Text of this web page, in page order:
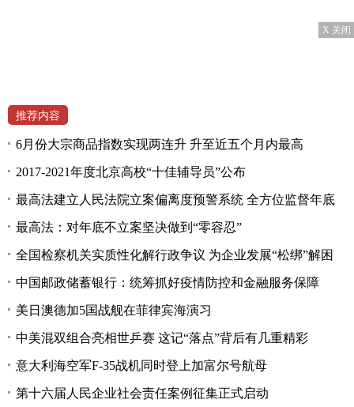
X 关闭
推荐内容
6月份大宗商品指数实现两连升 升至近五个月内最高
2017-2021年度北京高校“十佳辅导员”公布
最高法建立人民法院立案偏离度预警系统 全方位监督年底
最高法：对年底不立案坚决做到“零容忍”
全国检察机关实质性化解行政争议 为企业发展“松绑”解困
中国邮政储蓄银行：统筹抓好疫情防控和金融服务保障
美日澳德加5国战舰在菲律宾海演习
中美混双组合亮相世乒赛 这记“落点”背后有几重精彩
意大利海空军F-35战机同时登上加富尔号航母
第十六届人民企业社会责任案例征集正式启动